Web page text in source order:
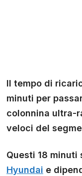
Il tempo di
minuti per
colonnina ultra-
veloci del
Questi 18
Hyundai e